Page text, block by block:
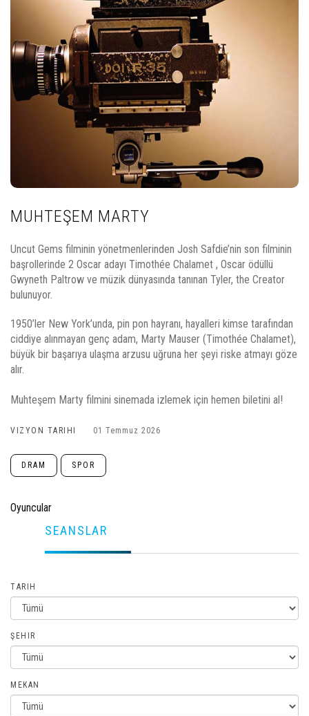
MUHTEŞEM MARTY
Uncut Gems filminin yönetmenlerinden Josh Safdie’nin son filminin
başrollerinde 2 Oscar adayı Timothée Chalamet , Oscar ödüllü
Gwyneth Paltrow ve müzik dünyasında tanınan Tyler, the Creator
bulunuyor.
1950’ler New York’unda, pin pon hayranı, hayalleri kimse tarafından
ciddiye alınmayan genç adam, Marty Mauser (Timothée Chalamet),
büyük bir başarıya ulaşma arzusu uğruna her şeyi riske atmayı göze
alır.
Muhteşem Marty filmini sinemada izlemek için hemen biletini al!
VIZYON TARIHI 01 Temmuz 2026
DRAM SPOR
Oyuncular
SEANSLAR
TARIH
ŞEHIR
MEKAN